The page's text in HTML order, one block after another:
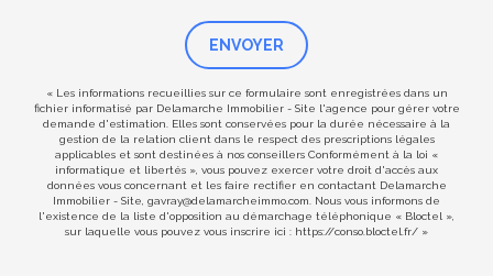
ENVOYER
« Les informations recueillies sur ce formulaire sont enregistrées dans un
fichier informatisé par Delamarche Immobilier - Site l'agence pour gérer votre
demande d'estimation. Elles sont conservées pour la durée nécessaire à la
gestion de la relation client dans le respect des prescriptions légales
applicables et sont destinées à nos conseillers Conformément à la loi «
informatique et libertés », vous pouvez exercer votre droit d'accès aux
données vous concernant et les faire rectifier en contactant Delamarche
Immobilier - Site, gavray@delamarcheimmo.com. Nous vous informons de
l'existence de la liste d'opposition au démarchage téléphonique « Bloctel »,
sur laquelle vous pouvez vous inscrire ici : https://conso.bloctel.fr/ »